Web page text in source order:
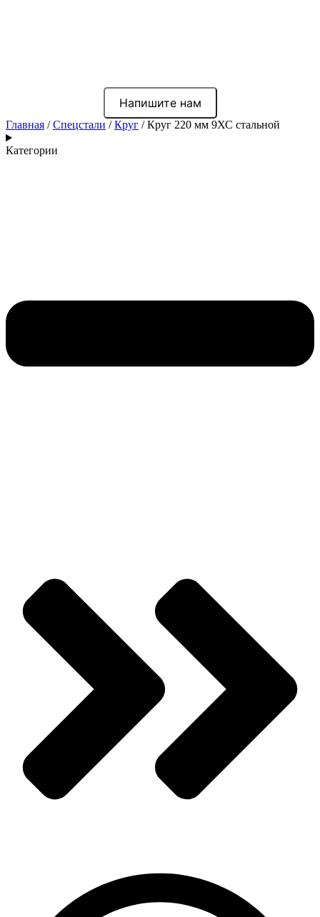
Напишите нам
Главная /Спецстали /Круг / Круг 220 мм 9ХС стальной
Категории